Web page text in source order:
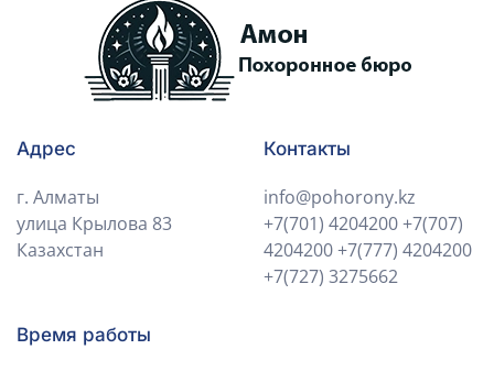
Адрес
г. Алматы
улица Крылова 83
Казахстан
Контакты
info@pohorony.kz
+7(701) 4204200+7(707)
4204200+7(777) 4204200
+7(727) 3275662
Время работы